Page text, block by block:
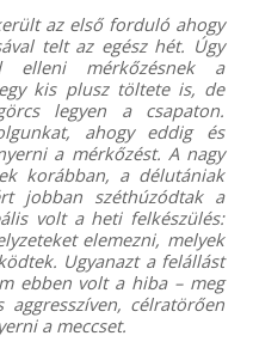
az első forduló ahogy
telt az egész hét. Úgy
elleni mérkőzésnek a
kis plusz töltete is, de
legyen a csapaton.
ahogy eddig és
a mérkőzést. A nagy
korábban, a délutániak
jobban széthúzódtak a
volt a heti felkészülés:
elemezni, melyek
Ugyanazt a felállást
ebben volt a hiba – meg
célratörően
a meccset.